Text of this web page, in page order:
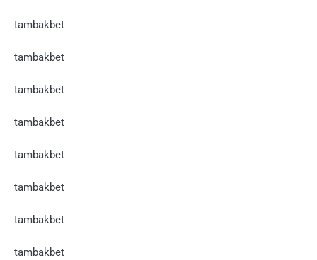
tambakbet
tambakbet
tambakbet
tambakbet
tambakbet
tambakbet
tambakbet
tambakbet